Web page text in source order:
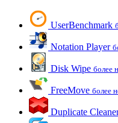
UserBenchmark
Notation Player
Disk Wipe более
FreeMove более
Duplicate